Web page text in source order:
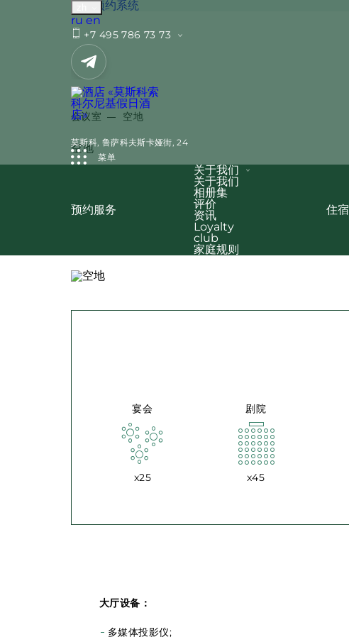
Русский
ru English
en
+7 495 786 73 73
莫斯科, 鲁萨科夫斯卡娅街, 24
菜单
预约服务
关于我们
关于我们
相册集
评价
资讯
Loyalty
club
家庭规则
住宿
网上预约系统
索科尔尼基地铁站步行距离，12分钟到莫斯科市中心
为客人提供的优质服务
健身中心、桑拿和室内游泳池。干洗、洗衣
宠物补充
会议室 空地
空地
正方形:
宴会
x25
剧院
x45
大厅设备：
多媒体投影仪;